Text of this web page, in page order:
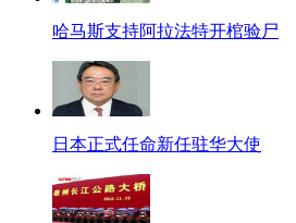
哈马斯支持阿拉法特开棺验尸
日本正式任命新任驻华大使